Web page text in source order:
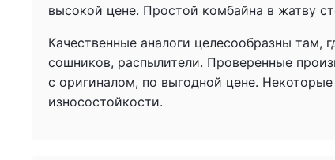
высокой цене. Простой комбайна в жатву
Качественные аналоги целесообразны там,
сошников, распылители. Проверенные
с оригиналом, по выгодной цене.
износостойкости.